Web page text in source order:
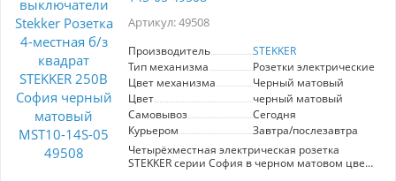
безопасного подключения
электрооборудования.
Артикул: 49508
Производитель
STEKKER
Тип механизма
Розетки электрические
Цвет механизма
Черный матовый
Цвет
черный матовый
Самовывоз
Сегодня
Курьером
Завтра/послезавтра
Четырёхместная электрическая розетка
STEKKER серии София в черном матовом цвете